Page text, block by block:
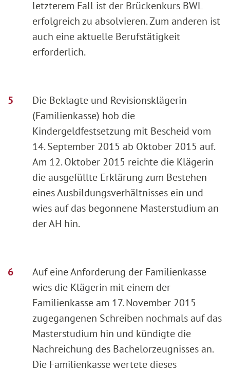
letzterem Fall ist der Brückenkurs BWL
erfolgreich zu absolvieren. Zum anderen ist
auch eine aktuelle Berufstätigkeit
erforderlich.
Die Beklagte und Revisionsklägerin
(Familienkasse) hob die
Kindergeldfestsetzung mit Bescheid vom
14. September 2015 ab Oktober 2015 auf.
Am 12. Oktober 2015 reichte die Klägerin
die ausgefüllte Erklärung zum Bestehen
eines Ausbildungsverhältnisses ein und
wies auf das begonnene Masterstudium an
der AH hin.
Auf eine Anforderung der Familienkasse
wies die Klägerin mit einem der
Familienkasse am 17. November 2015
zugegangenen Schreiben nochmals auf das
Masterstudium hin und kündigte die
Nachreichung des Bachelorzeugnisses an.
Die Familienkasse wertete dieses